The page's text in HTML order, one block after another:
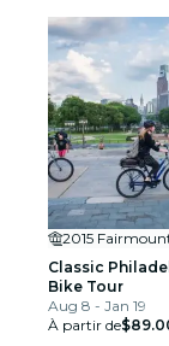
2015
Classic
Bike Tour
Aug 8 - Jan 19
À partir de